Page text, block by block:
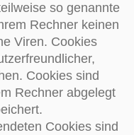
so genannte
Rechner keinen
Viren. Cookies
Cookies sind
Rechner abgelegt
Cookies sind